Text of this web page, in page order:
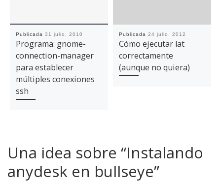
Publicada 31 julio, 2010
Programa: gnome-
connection-manager
para establecer
múltiples conexiones
ssh
Publicada 24 julio, 2012
Cómo ejecutar lat
correctamente
(aunque no quiera)
Una idea sobre “Instalando
anydesk en bullseye”